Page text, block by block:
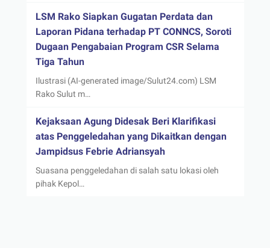
LSM Rako Siapkan Gugatan Perdata dan
Laporan Pidana terhadap PT CONNCS, Soroti
Dugaan Pengabaian Program CSR Selama
Tiga Tahun
Ilustrasi (AI-generated image/Sulut24.com) LSM
Rako Sulut m…
Kejaksaan Agung Didesak Beri Klarifikasi
atas Penggeledahan yang Dikaitkan dengan
Jampidsus Febrie Adriansyah
Suasana penggeledahan di salah satu lokasi oleh
pihak Kepol…